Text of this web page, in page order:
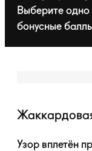
Выберите одно
бонусные
Узор вплетён